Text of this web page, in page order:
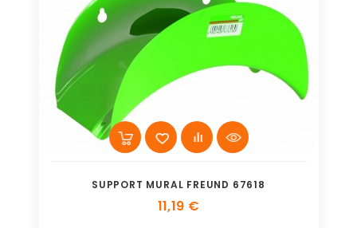
SUPPORT MURAL FREUND 67618
11,19 €